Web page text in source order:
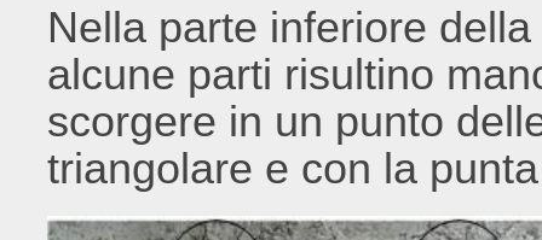
Nella parte inferiore
alcune parti risultino
scorgere in un punto
triangolare e con la